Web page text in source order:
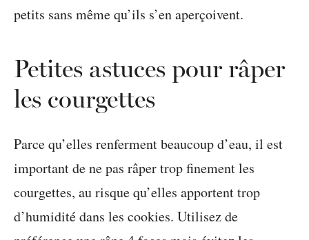
petits sans même qu’ils s’en aperçoivent.
Petites astuces pour râper
les courgettes
Parce qu’elles renferment beaucoup d’eau, il est
important de ne pas râper trop finement les
courgettes, au risque qu’elles apportent trop
d’humidité dans les cookies. Utilisez de